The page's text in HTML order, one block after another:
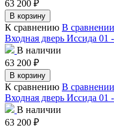
63 200 ₽
В корзину
К сравнению В сравнении
Входная дверь Иссида 01
В наличии
63 200 ₽
В корзину
К сравнению В сравнении
Входная дверь Иссида 01
В наличии
63 200 ₽